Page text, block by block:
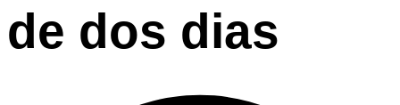
de dos dias